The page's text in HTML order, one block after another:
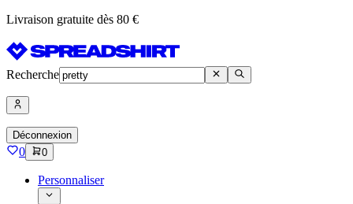
Livraison gratuite dès 80 €
Recherche
Déconnexion
0 0
Personnaliser